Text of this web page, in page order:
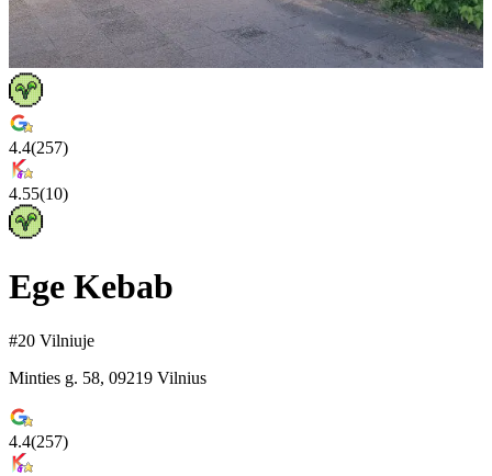
4.4(257)
4.55(10)
Ege Kebab
#20 Vilniuje
Minties g. 58, 09219 Vilnius
4.4(257)